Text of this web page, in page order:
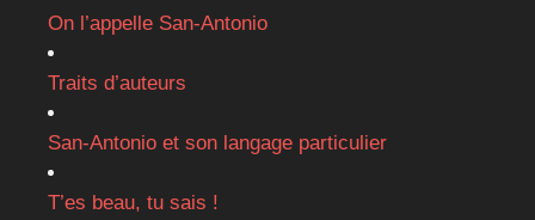
On l’appelle San-Antonio
Traits d’auteurs
San-Antonio et son langage particulier
T’es beau, tu sais !